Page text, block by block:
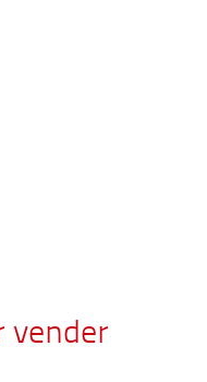
vender